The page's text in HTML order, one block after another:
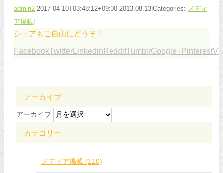
admin2 2017-04-10T03:48:12+09:00 2013.08.13 Categories: メディ
ア掲載
シェアもご自由にどうぞ！
FacebookTwitter Linkedin RedditTumblrGoogle+PinterestVk
アーカイブ
アーカイブ
カテゴリー
メディア掲載 (110)